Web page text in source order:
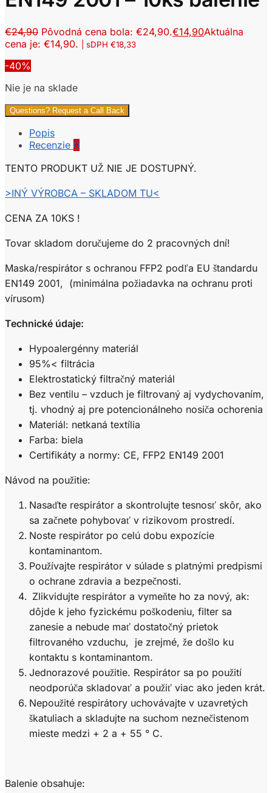
€24,90 Pôvodná cena bola: €24,90.€14,90Aktuálna
cena je: €14,90.
| sDPH €18,33
-40%
Nie je na sklade
Questions? Request a Call Back
Popis
Recenzie 0
TENTO PRODUKT UŽ NIE JE DOSTUPNÝ.
>INÝ VÝROBCA – SKLADOM TU<
CENA ZA 10KS !
Tovar skladom doručujeme do 2 pracovných dní!
Maska/respirátor s ochranou FFP2 podľa EU štandardu
EN149 2001, (minimálna požiadavka na ochranu proti
vírusom)
Technické údaje:
Hypoalergénny materiál
95%< filtrácia
Elektrostatický filtračný materiál
Bez ventilu – vzduch je filtrovaný aj vydychovaním,
tj. vhodný aj pre potencionálneho nosiča ochorenia
Materiál: netkaná textília
Farba: biela
Certifikáty a normy: CE, FFP2 EN149 2001
Návod na použitie:
Nasaďte respirátor a skontrolujte tesnosť skôr, ako
sa začnete pohybovať v rizikovom prostredí.
Noste respirátor po celú dobu expozície
kontaminantom.
Používajte respirátor v súlade s platnými predpismi
o ochrane zdravia a bezpečnosti.
Zlikvidujte respirátor a vymeňte ho za nový, ak:
dôjde k jeho fyzickému poškodeniu, filter sa
zanesie a nebude mať dostatočný prietok
filtrovaného vzduchu, je zrejmé, že došlo ku
kontaktu s kontaminantom.
Jednorazové použitie. Respirátor sa po použití
neodporúča skladovať a použiť viac ako jeden krát.
Nepoužité respirátory uchovávajte v uzavretých
škatuliach a skladujte na suchom neznečistenom
mieste medzi + 2 a + 55 ° C.
Balenie obsahuje: